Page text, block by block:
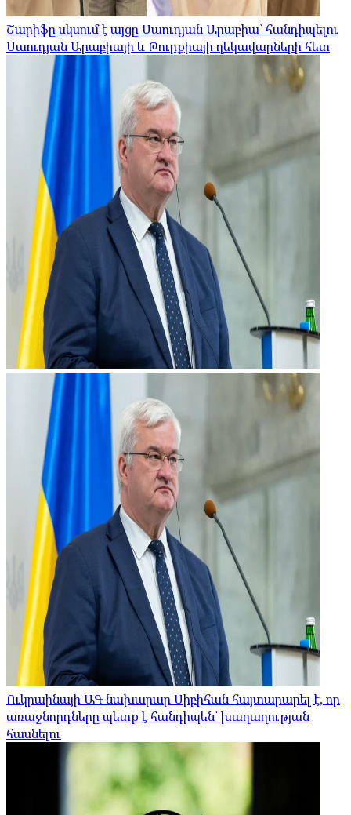
Շարիֆը սկսում է այցը Սաուդյան Արաբիա՝ հանդիպելու
Սաուդյան Արաբիայի և Թուրքիայի ղեկավարների հետ
Ուկրաինայի ԱԳ նախարար Սիբիհան հայտարարել է, որ
առաջնորդները պետք է հանդիպեն՝ խաղաղության
հասնելու